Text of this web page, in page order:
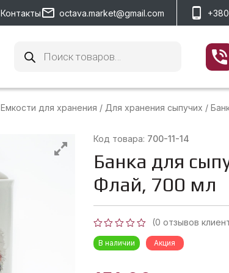
Контакты octava.market@gmail.com
товаров
Емкости для хранения / Для хранения сыпучих /
Код товара: 700-11-14
Банка для
Флай, 700 мл
Оценка
0
из
(0 отзывов
В наличии Акция